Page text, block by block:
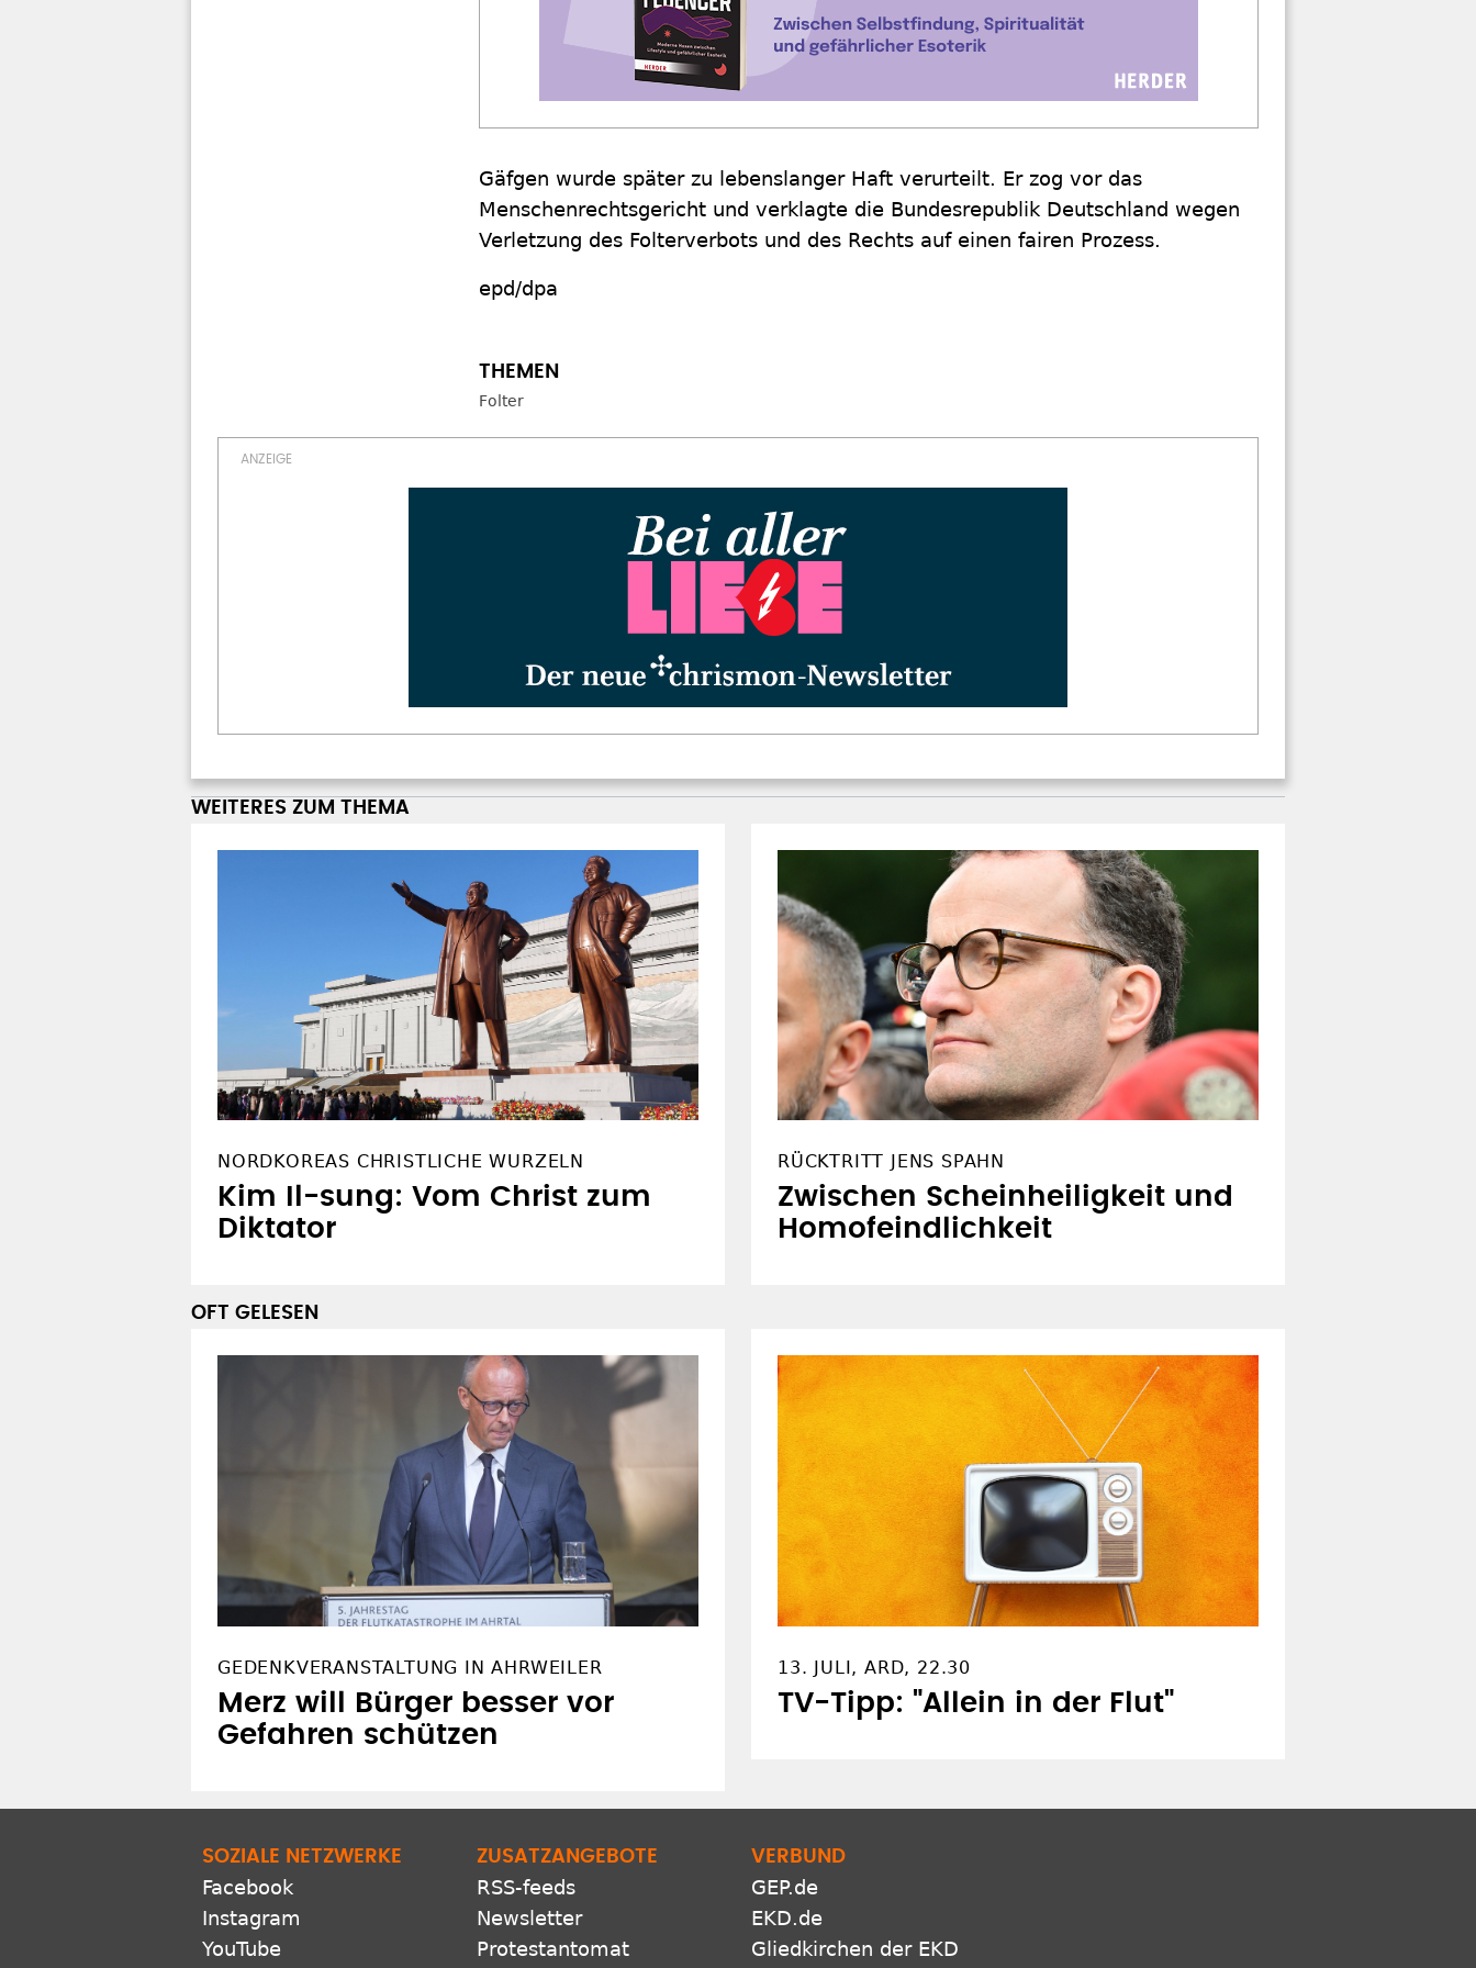
Gäfgen wurde später zu lebenslanger Haft verurteilt. Er zog vor das
Menschenrechtsgericht und verklagte die Bundesrepublik Deutschland wegen
Verletzung des Folterverbots und des Rechts auf einen fairen Prozess.
epd/dpa
Folter
WEITERES ZUM THEMA
NORDKOREAS CHRISTLICHE WURZELN
Kim Il-sung: Vom Christ zum
Diktator
RÜCKTRITT JENS SPAHN
Zwischen Scheinheiligkeit und
Homofeindlichkeit
OFT GELESEN
GEDENKVERANSTALTUNG IN AHRWEILER
Merz will Bürger besser vor
Gefahren schützen
13. JULI, ARD, 22.30
TV-Tipp: "Allein in der Flut"
SOZIALE NETZWERKE
Facebook
Instagram
YouTube
ZUSATZANGEBOTE
RSS-feeds
Newsletter
Protestantomat
VERBUND
GEP.de
EKD.de
Gliedkirchen der EKD